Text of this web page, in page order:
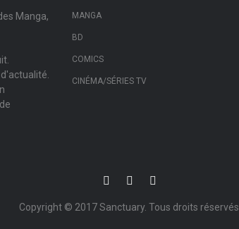
Manga,
MANGA
BD
COMICS
CINÉMA/SÉRIES TV
Copyright © 2017Sanctuary. Tous droits réservés.